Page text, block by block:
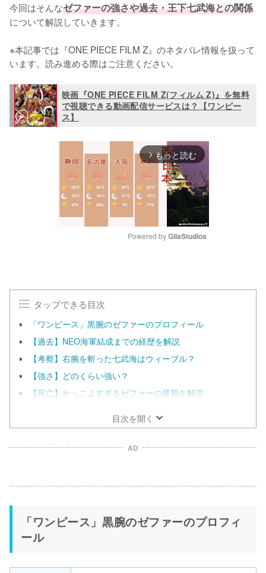
今回はそんなゼファーの強さや過去・王下七武海との関係
について解説していきます。
※本記事では『ONE PIECE FILM Z』のネタバレ情報を扱って
います。読み進める際はご注意ください。
映画『ONE PIECE FILM Z(フィルム Z)』を無料
で視聴できる動画配信サービスは？【ワンピー
ス】
arrow_forward_ios もっと読む
Powered by GliaStudios
タップできる目次
「ワンピース」黒腕のゼファーのプロフィール
【過去】NEO海軍結成までの経歴を解説
【考察】右腕を斬った七武海はウィーブル？
【強さ】どのくらい強い？
【死亡】かっこよすぎるゼファーの最期を解説
目次を開く
AD
「ワンピース」黒腕のゼファーのプロフィ
ール